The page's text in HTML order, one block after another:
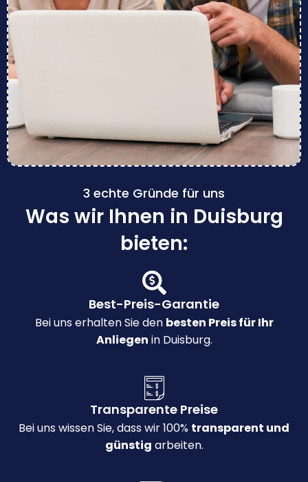
3 echte Gründe für uns
Was wir Ihnen in Duisburg
bieten:
Best-Preis-Garantie
Bei uns erhalten Sie den besten Preis für Ihr
Anliegen in Duisburg.
Transparente Preise
Bei uns wissen Sie, dass wir 100% transparent und
günstig arbeiten.